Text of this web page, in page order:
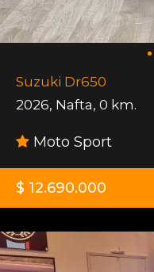
Suzuki Dr650
2026, Nafta, 0 km.
Moto Sport
$ 12.690.000